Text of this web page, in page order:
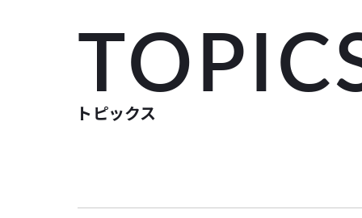
トピックス